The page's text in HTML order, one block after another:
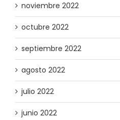
noviembre 2022
octubre 2022
septiembre 2022
agosto 2022
julio 2022
junio 2022